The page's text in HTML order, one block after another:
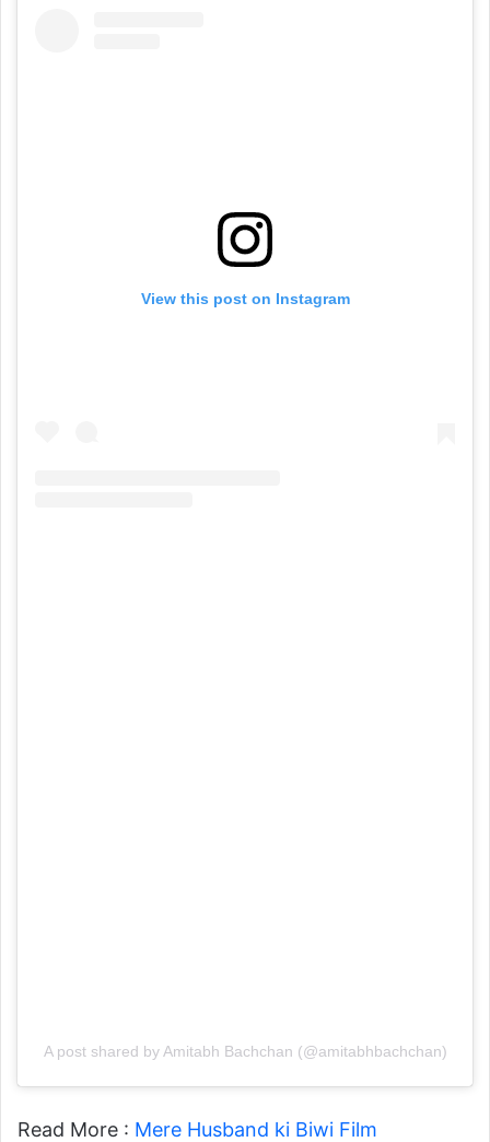
View this post on Instagram
A post shared by Amitabh Bachchan (@amitabhbachchan)
Read More : Mere Husband ki Biwi Film